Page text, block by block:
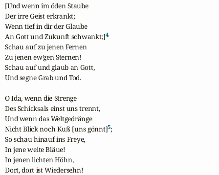
[Und wenn im öden Staube
Der irre Geist erkrankt;
Wenn tief in dir der Glaube
An Gott und Zukunft schwankt;]4
Schau auf zu jenen Fernen
Zu jenen ew'gen Sternen!
Schau auf und glaub an Gott,
Und segne Grab und Tod.
O Ida, wenn die Strenge
Des Schicksals einst uns trennt,
Und wenn das Weltgedränge
Nicht Blick noch Kuß [uns gönnt]5;
So schau hinauf ins Freye,
In jene weite Bläue!
In jenen lichten Höhn,
Dort, dort ist Wiedersehn!